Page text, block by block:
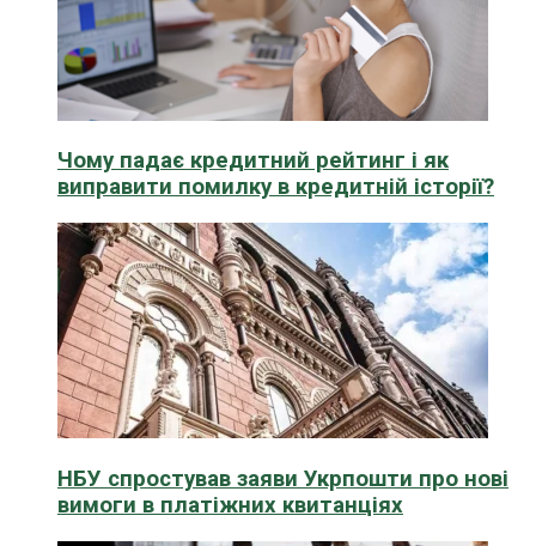
Чому падає кредитний рейтинг і як
виправити помилку в кредитній історії?
НБУ спростував заяви Укрпошти про нові
вимоги в платіжних квитанціях